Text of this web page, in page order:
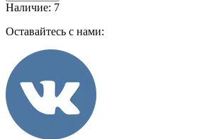
Наличие: 7
Оставайтесь с нами: